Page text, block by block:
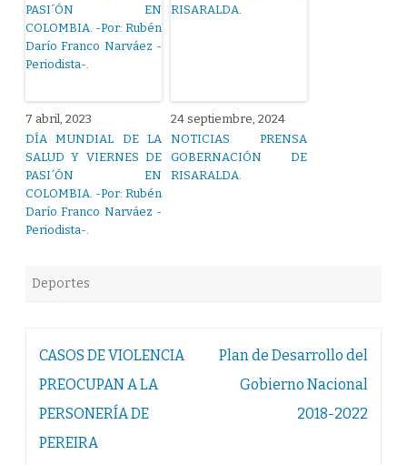
7 abril, 2023
DÍA MUNDIAL DE LA
SALUD Y VIERNES DE
PASI´ÓN EN
COLOMBIA. -Por: Rubén
Darío Franco Narváez -
Periodista-.
24 septiembre, 2024
NOTICIAS PRENSA
GOBERNACIÓN DE
RISARALDA.
Deportes
Navegación
de
entradas
CASOS DE VIOLENCIA
PREOCUPAN A LA
PERSONERÍA DE
PEREIRA
Plan de Desarrollo del
Gobierno Nacional
2018-2022